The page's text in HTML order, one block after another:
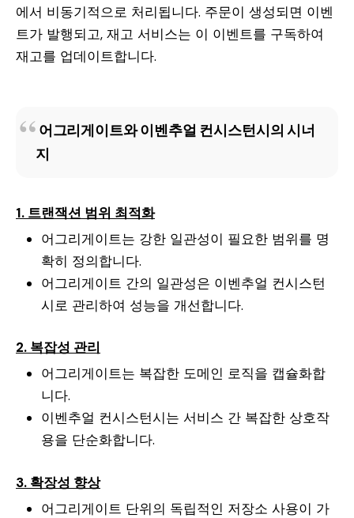
에서 비동기적으로 처리됩니다. 주문이 생성되면 이벤
트가 발행되고, 재고 서비스는 이 이벤트를 구독하여
재고를 업데이트합니다.
어그리게이트와 이벤추얼 컨시스턴시의 시너
지
1. 트랜잭션 범위 최적화
어그리게이트는 강한 일관성이 필요한 범위를 명
확히 정의합니다.
어그리게이트 간의 일관성은 이벤추얼 컨시스턴
시로 관리하여 성능을 개선합니다.
2. 복잡성 관리
어그리게이트는 복잡한 도메인 로직을 캡슐화합
니다.
이벤추얼 컨시스턴시는 서비스 간 복잡한 상호작
용을 단순화합니다.
3. 확장성 향상
어그리게이트 단위의 독립적인 저장소 사용이 가